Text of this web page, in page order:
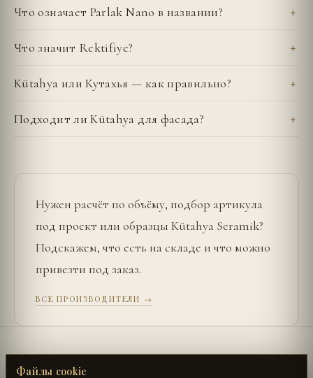
Что означает Parlak Nano в названии?
Что значит Rektifiye?
Kütahya или Кутахья — как правильно?
Подходит ли Kütahya для фасада?
Нужен расчёт по объёму, подбор артикула
под проект или образцы Kütahya Seramik?
Подскажем, что есть на складе и что можно
привезти под заказ.
ВСЕ ПРОИЗВОДИТЕЛИ →
← SURFACE LABORATORY
Файлы cookie